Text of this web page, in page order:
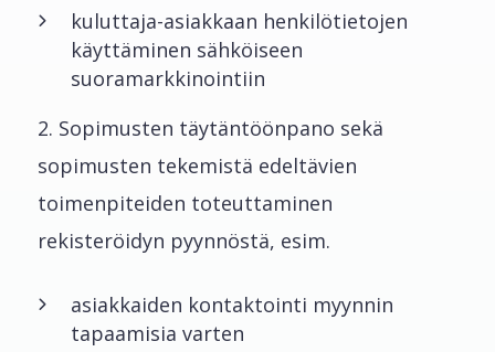
kuluttaja-asiakkaan henkilötietojen
käyttäminen sähköiseen
suoramarkkinointiin
2. Sopimusten täytäntöönpano sekä
sopimusten tekemistä edeltävien
toimenpiteiden toteuttaminen
rekisteröidyn pyynnöstä, esim.
asiakkaiden kontaktointi myynnin
tapaamisia varten